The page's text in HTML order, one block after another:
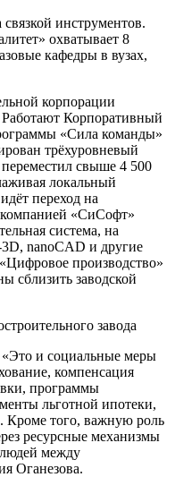
инструментов.
охватывает 8
кафедры в вузах,
корпорации
Работают Корпоративный
«Сила команды»
трёхуровневый
свыше 4 500
локальный
переход на
«СиСофт»
система, на
nanoCAD и другие
производство»
сблизить заводской
завода
и социальные меры
компенсация
программы
льготной ипотеки,
Кроме того, важную роль
ресурсные механизмы
между
Оганезова.